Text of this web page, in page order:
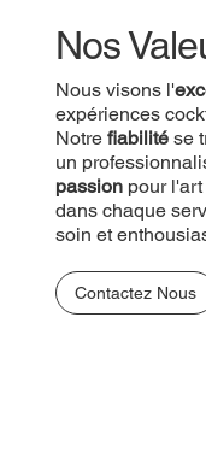
Nos
Nous visons l'
expériences
Notre fiabilité se
un
passionpour l'art
dans chaque
soin et
Contactez Nous